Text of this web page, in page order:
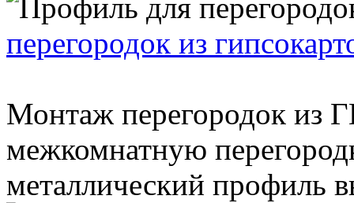
перегородок из
Монтаж перегородок из
межкомнатную
металлический профиль